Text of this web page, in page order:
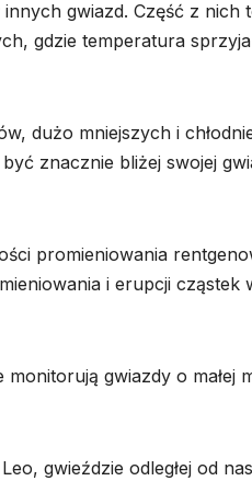
gwiazd. Część z nich
gdzie temperatura sprzyja
dużo mniejszych i
znacznie bliżej swojej
promieniowania
i erupcji cząstek
gwiazdy o małej
gwieździe odległej od